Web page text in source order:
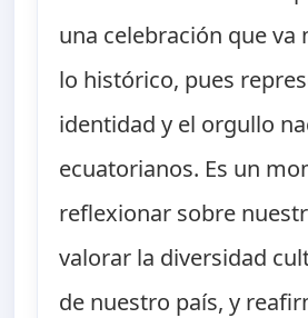
una celebración que va
lo histórico, pues
identidad y el orgullo
ecuatorianos. Es un
reflexionar sobre
valorar la diversidad
de nuestro país, y